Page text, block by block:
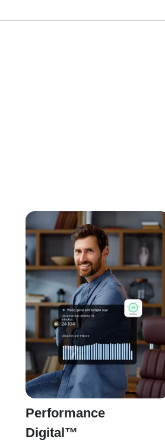
Performance
Digital™